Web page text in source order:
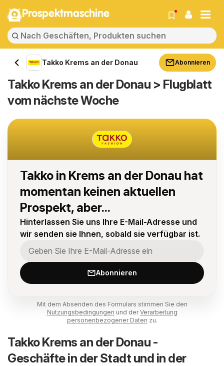
Prospektmaschine
Takko Krems an der Donau Abonnieren
Takko Krems an der Donau > Flugblatt
vom nächste Woche
Takko in Krems an der Donau hat
momentan keinen aktuellen
Prospekt, aber...
Hinterlassen Sie uns Ihre E-Mail-Adresse und
wir senden sie Ihnen, sobald sie verfügbar ist.
Abonnieren
Mit dem Absenden des Formulars stimmen Sie den
Nutzungsbedingungen und derVerarbeitung
personenbezogener Daten zu.
Takko Krems an der Donau -
Geschäfte in der Stadt und in der